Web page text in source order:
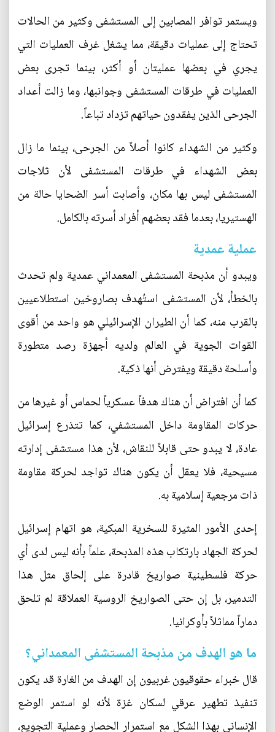
ويستمر توافر المصابين إلى المستشفى وكثير من الحالات
تحتاج إلى عمليات دقيقة، مما يشغل غرف العمليات التي
يجري في بعضها عمليتان أو أكثر، بينما تجرى بعض
العمليات في طرقات المستشفى وجوانبها، وما زالت أعداد
الجرحى الذين يفقدون حياتهم تزداد تباعاً.
وكثير من الشهداء كانوا أصلاً من الجرحى، بينما ما زال
بعض الشهداء في طرقات المستشفى لأن ثلاجات
المستشفى ليس بها مكان، وأصابت أسر الضحايا حالة من
الهستيريا، بعدما فقد بعضهم أفراد أسرته بالكامل.
عملية عمدية
ويبدو أن مذبحة المستشفى المعمداني عمدية ولم تحدث
بالخطأ، لأن المستشفى استُهدف بصاروخين استطلاعيين
بالقرب منه، كما أن الطيران الإسرائيلي هو واحد من أقوى
القوات الجوية في العالم ولديه أجهزة رصد متطورة
وأسلحة دقيقة ويفترض أنها ذكية.
كما أن افتراض أن هناك هدفاً عسكرياً لحماس أو غيرها من
حركات المقاومة داخل المستشفي، كما تتذرع إسرائيل
عادة، لا يبدو حتى قابلاً للنقاش، لأن هذا مستشفى إدارته
مسيحية، فلا يعقل أن يكون هناك تواجد لحركة مقاومة
ذات مرجعية إسلامية به.
إحدى الأمور المثيرة للسخرية المبكية، هو اتهام إسرائيل
لحركة الجهاد بارتكاب هذه المذبحة، علماً بأنه ليس لدى أي
حركة فلسطينية صواريخ قادرة على إلحاق مثل هذا
التدمير، بل إن حتى الصواريخ الروسية العملاقة لم تلحق
دماراً مماثلاً بأوكرانيا.
ما هو الهدف من مذبحة المستشفى المعمداني؟
قال خبراء حقوقيون غربيون إن الهدف من الغارة قد يكون
تنفيذ تطهير عرقي لسكان غزة لأنه لو استمر الوضع
الإنساني بهذا الشكل مع استمرار الحصار وعملية التجويع،